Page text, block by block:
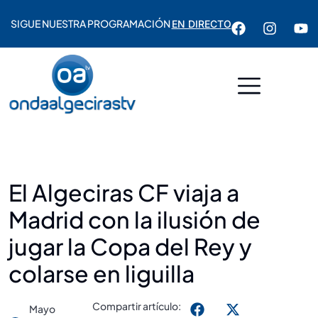
SIGUE NUESTRA PROGRAMACIÓNEN DIRECTO
El Algeciras CF viaja a
Madrid con la ilusión de
jugar la Copa del Rey y
colarse en liguilla
Mayo
Compartir artículo: